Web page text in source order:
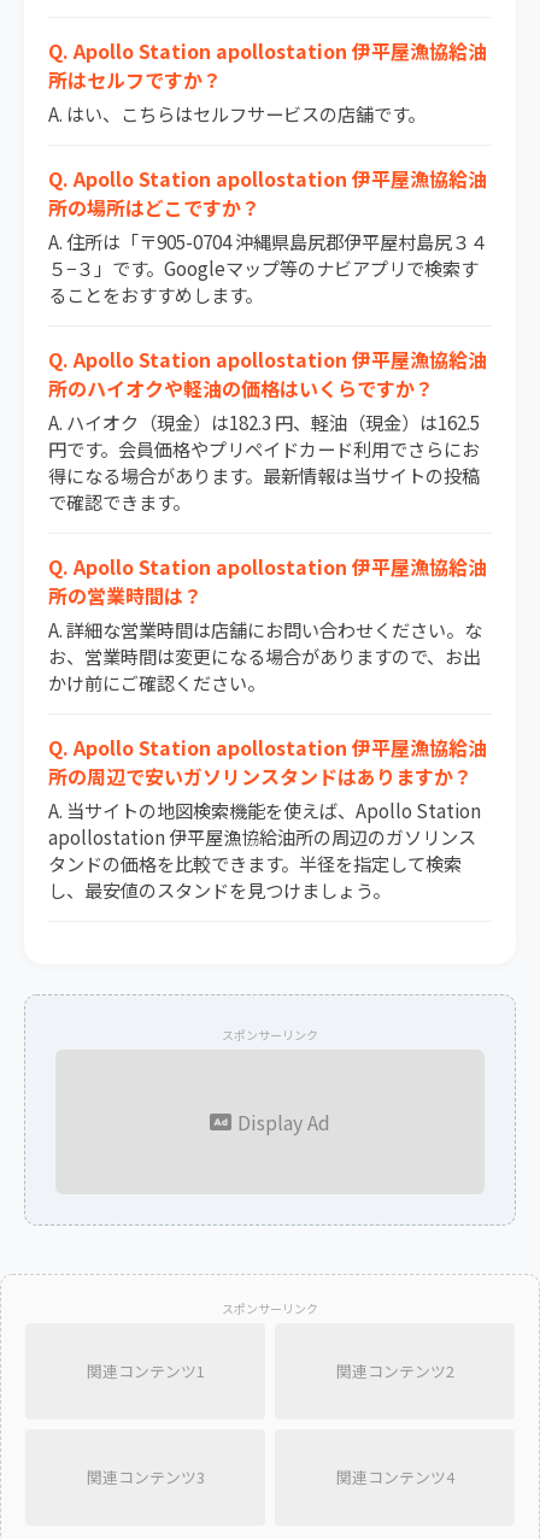
Q. Apollo Station apollostation 伊平屋漁協給油
所はセルフですか？
A. はい、こちらはセルフサービスの店舗です。
Q. Apollo Station apollostation 伊平屋漁協給油
所の場所はどこですか？
A. 住所は「〒905-0704 沖縄県島尻郡伊平屋村島尻３４
５−３」です。Googleマップ等のナビアプリで検索す
ることをおすすめします。
Q. Apollo Station apollostation 伊平屋漁協給油
所のハイオクや軽油の価格はいくらですか？
A. ハイオク（現金）は182.3 円、軽油（現金）は162.5
円です。会員価格やプリペイドカード利用でさらにお
得になる場合があります。最新情報は当サイトの投稿
で確認できます。
Q. Apollo Station apollostation 伊平屋漁協給油
所の営業時間は？
A. 詳細な営業時間は店舗にお問い合わせください。な
お、営業時間は変更になる場合がありますので、お出
かけ前にご確認ください。
Q. Apollo Station apollostation 伊平屋漁協給油
所の周辺で安いガソリンスタンドはありますか？
A. 当サイトの地図検索機能を使えば、Apollo Station
apollostation 伊平屋漁協給油所の周辺のガソリンス
タンドの価格を比較できます。半径を指定して検索
し、最安値のスタンドを見つけましょう。
スポンサーリンク
Display Ad
スポンサーリンク
関連コンテンツ1 関連コンテンツ2
関連コンテンツ3 関連コンテンツ4